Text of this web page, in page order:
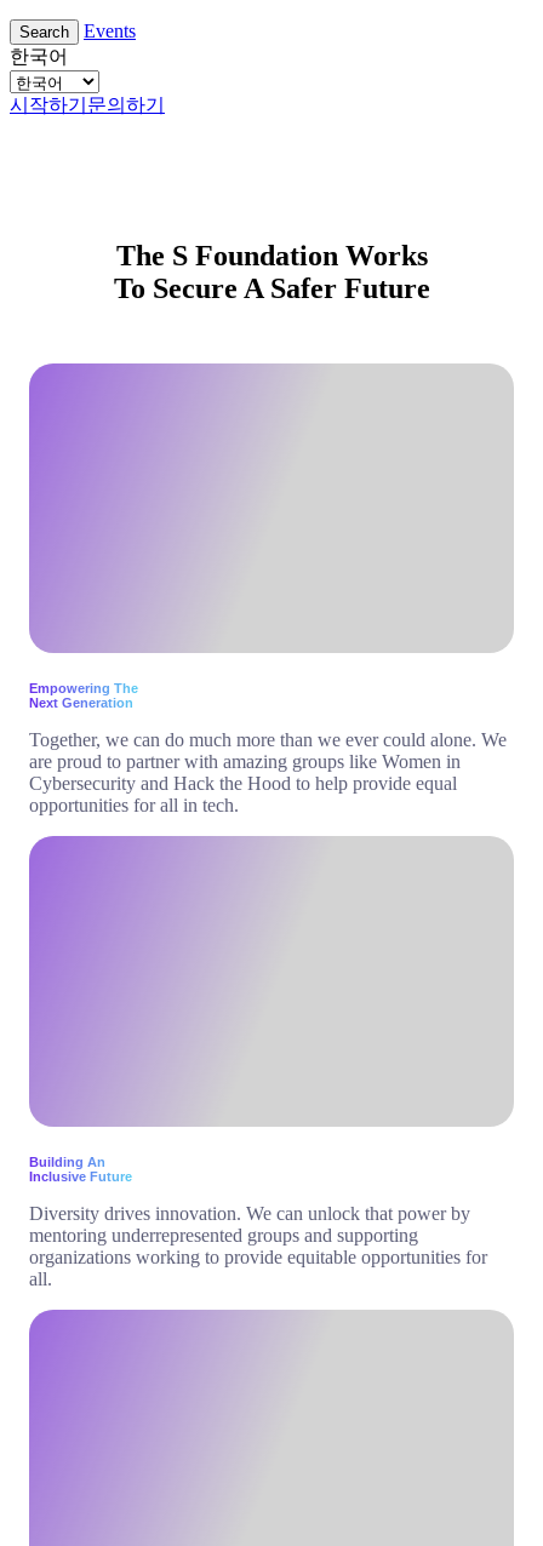
Search
Events
한국어
시작하기 문의하기
The S Foundation Works
To Secure A Safer Future
Empowering The
Next Generation
Together, we can do much more than we ever could alone. We
are proud to partner with amazing groups like Women in
Cybersecurity and Hack the Hood to help provide equal
opportunities for all in tech.
Building An
Inclusive Future
Diversity drives innovation. We can unlock that power by
mentoring underrepresented groups and supporting
organizations working to provide equitable opportunities for
all.